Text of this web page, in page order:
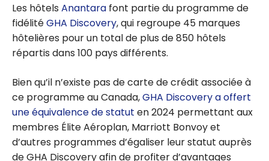
Les hôtels Anantara font partie du programme de
fidélitéGHA Discovery, qui regroupe 45 marques
hôtelières pour un total de plus de 850 hôtels
répartis dans 100 pays différents.
Bien qu’il n’existe pas de carte de crédit associée à
ce programme au Canada,GHA Discovery a offert
une équivalence de statut en 2024 permettant aux
membres Élite Aéroplan, Marriott Bonvoy et
d’autres programmes d’égaliser leur statut auprès
de GHA Discovery afin de profiter d’avantages